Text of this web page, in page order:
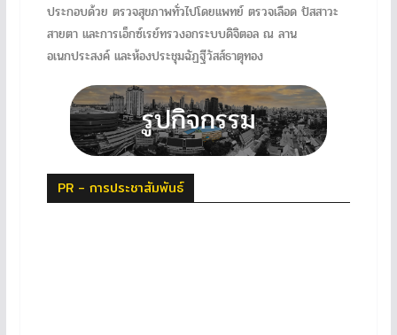
ประกอบด้วย ตรวจสุขภาพทั่วไปโดยแพทย์ ตรวจเลือด ปัสสาวะ
สายตา และการเอ็กซ์เรย์ทรวงอกระบบดิจิตอล ณ ลาน
อเนกประสงค์ และห้องประชุมฉัฏฐีวัสส์ธาตุทอง
PR - การประชาสัมพันธ์